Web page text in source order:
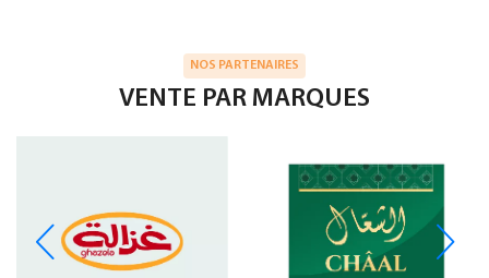
NOS PARTENAIRES
VENTE PAR MARQUES